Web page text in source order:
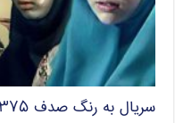
سریال به رنگ صدف ۱۳۷۵